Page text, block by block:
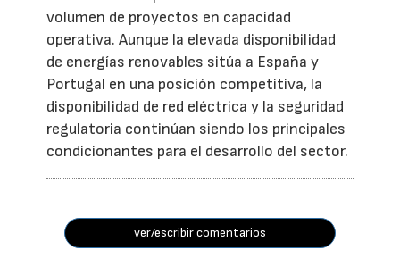
volumen de proyectos en capacidad
operativa. Aunque la elevada disponibilidad
de energías renovables sitúa a España y
Portugal en una posición competitiva, la
disponibilidad de red eléctrica y la seguridad
regulatoria continúan siendo los principales
condicionantes para el desarrollo del sector.
ver/escribir comentarios